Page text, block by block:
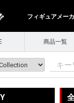
フィギュアメー
商品一覧